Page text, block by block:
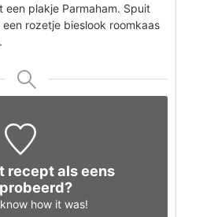
een plakje Parmaham. Spuit
rozetje bieslook roomkaas
recept als eens
how it was!